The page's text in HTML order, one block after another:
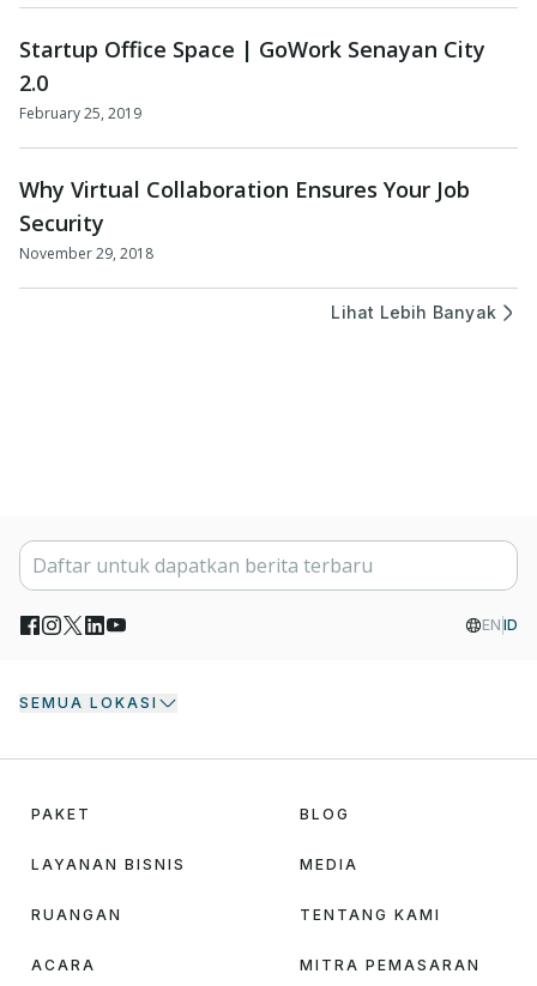
Startup Office Space | GoWork Senayan City
2.0
February 25, 2019
Why Virtual Collaboration Ensures Your Job
Security
November 29, 2018
Lihat Lebih Banyak
EN ID
SEMUA LOKASI
PAKET
LAYANAN BISNIS
RUANGAN
ACARA
BLOG
MEDIA
TENTANG KAMI
MITRA PEMASARAN